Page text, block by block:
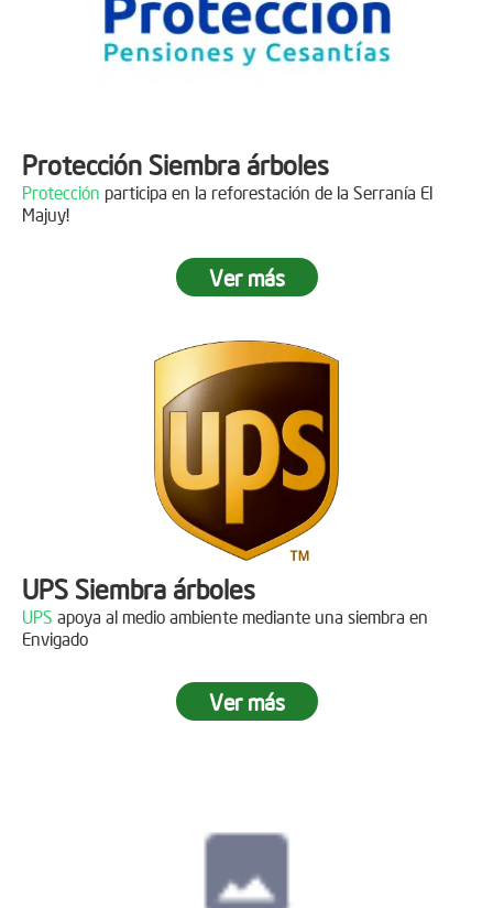
DINISSANpor plantar 400 árboles en el páramo de
Protección Siembra árboles
Protección participa en la reforestación de la Serranía El
Majuy!
Ver más
UPS Siembra árboles
UPS apoya al medio ambiente mediante una siembra en
Envigado
Ver más